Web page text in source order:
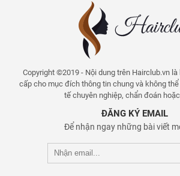
Copyright ©2019 - Nội dung trên Hairclub.vn
cấp cho mục đích thông tin chung và không
tế chuyên nghiệp, chẩn đoán
ĐĂNG KÝ EMAIL
Để nhận ngay những bài viết